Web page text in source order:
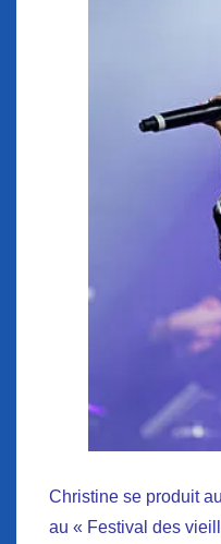
Christine se produit
au « Festival des